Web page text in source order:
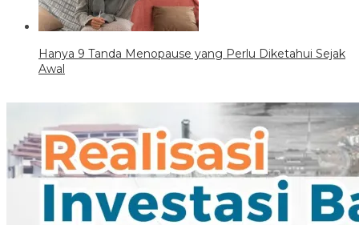
Hanya 9 Tanda Menopause yang Perlu Diketahui Sejak
Awal